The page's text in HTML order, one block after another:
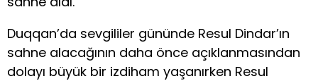
Duqqan’da sevgililer gününde Resul Dindar’ın
sahne alacağının daha önce açıklanmasından
dolayı büyük bir izdiham yaşanırken Resul